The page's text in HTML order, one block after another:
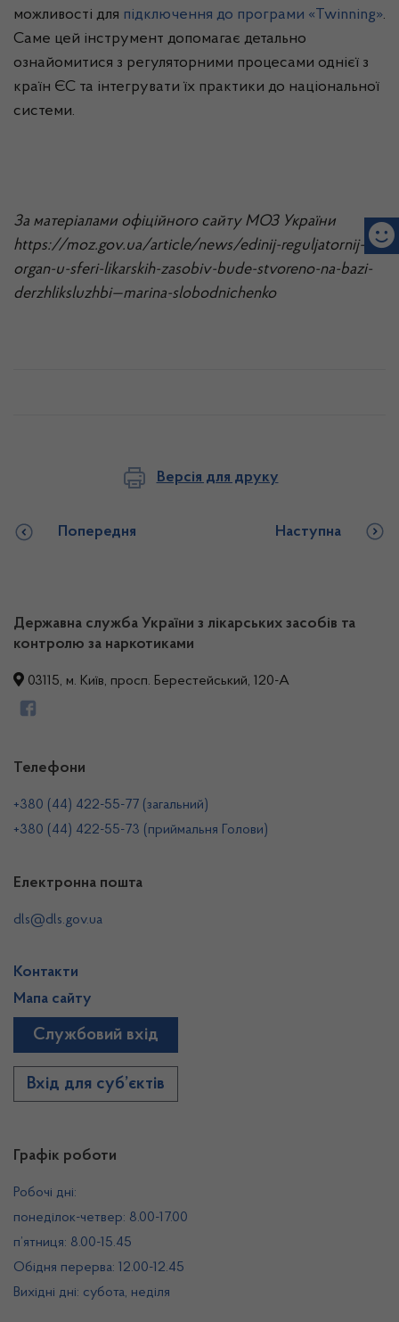
можливості для підключення до програми «Twinning».
Саме цей інструмент допомагає детально
ознайомитися з регуляторними процесами однієї з
країн ЄС та інтегрувати їх практики до національної
системи.
За матеріалами офіційного сайту МОЗ України
https://moz.gov.ua/article/news/edinij-reguljatornij-
organ-u-sferi-likarskih-zasobiv-bude-stvoreno-na-bazi-
derzhliksluzhbi—marina-slobodnichenko
Версія для друку
Попередня Наступна
Державна служба України з лікарських засобів та
контролю за наркотиками
03115, м. Київ, просп. Берестейський, 120-А
Графік роботи
Робочі дні:
понеділок-четвер: 8.00-17.00
п’ятниця: 8.00-15.45
Обідня перерва: 12.00-12.45
Вихідні дні: субота, неділя
Телефони
+380 (44) 422-55-77 (загальний)
+380 (44) 422-55-73 (приймальня Голови)
Електронна пошта
dls@dls.gov.ua
Контакти
Мапа сайту
Службовий вхід
Вхід для суб’єктів